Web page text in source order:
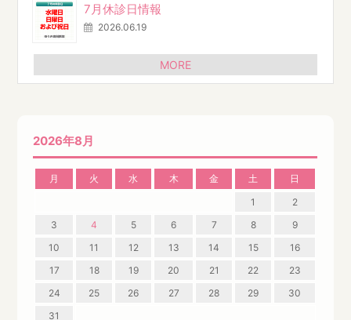
7月休診日情報
2026.06.19
MORE
2026年8月
月 火 水 木 金 土
日
1
2
3
4 5 6 7 8
9
10
11 12 13 14 15
16
17
18 19 20 21 22
23
24
25 26 27 28 29
30
31